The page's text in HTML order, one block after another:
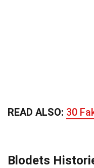
READ ALSO: 30
Blodets